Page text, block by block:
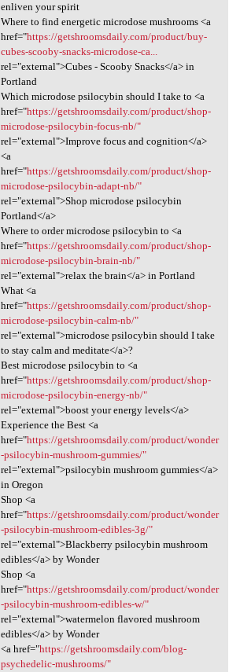
enliven your spirit
Where to find energetic microdose mushrooms <a
href="https://getshroomsdaily.com/product/buy-
cubes-scooby-snacks-microdose-ca...
rel="external">Cubes - Scooby Snacks</a> in
Portland
Which microdose psilocybin should I take to <a
href="https://getshroomsdaily.com/product/shop-
microdose-psilocybin-focus-nb/"
rel="external">Improve focus and cognition</a>
<a
href="https://getshroomsdaily.com/product/shop-
microdose-psilocybin-adapt-nb/"
rel="external">Shop microdose psilocybin
Portland</a>
Where to order microdose psilocybin to <a
href="https://getshroomsdaily.com/product/shop-
microdose-psilocybin-brain-nb/"
rel="external">relax the brain</a> in Portland
What <a
href="https://getshroomsdaily.com/product/shop-
microdose-psilocybin-calm-nb/"
rel="external">microdose psilocybin should I take
to stay calm and meditate</a>?
Best microdose psilocybin to <a
href="https://getshroomsdaily.com/product/shop-
microdose-psilocybin-energy-nb/"
rel="external">boost your energy levels</a>
Experience the Best <a
href="https://getshroomsdaily.com/product/wonder
-psilocybin-mushroom-gummies/"
rel="external">psilocybin mushroom gummies</a>
in Oregon
Shop <a
href="https://getshroomsdaily.com/product/wonder
-psilocybin-mushroom-edibles-3g/"
rel="external">Blackberry psilocybin mushroom
edibles</a> by Wonder
Shop <a
href="https://getshroomsdaily.com/product/wonder
-psilocybin-mushroom-edibles-w/"
rel="external">watermelon flavored mushroom
edibles</a> by Wonder
<a href="https://getshroomsdaily.com/blog-
psychedelic-mushrooms/"